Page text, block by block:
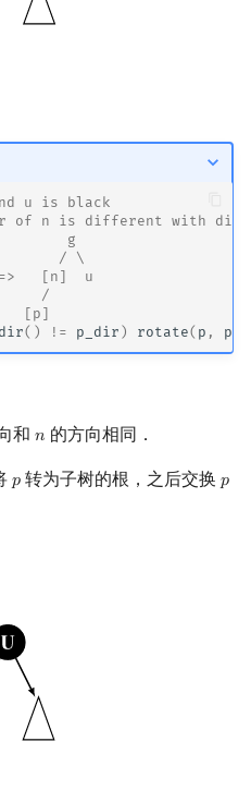
u is black
of n is different with dir
g
/ \
[n]  u
/
[p]
() != p_dir ) rotate( p ,
和𝑛
n 的方向相同．
𝑝
p转为子树的根，之后交换 𝑝
p